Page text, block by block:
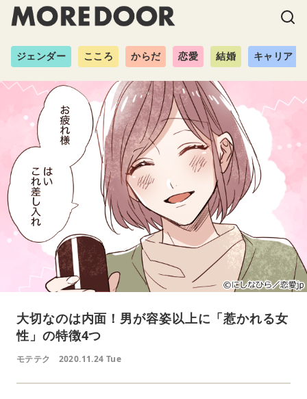
ジェンダー こころ からだ 恋愛 結婚 キャリア
大切なのは内面！男が容姿以上に「惹かれる女
性」の特徴4つ
モテテク 2020.11.24 Tue